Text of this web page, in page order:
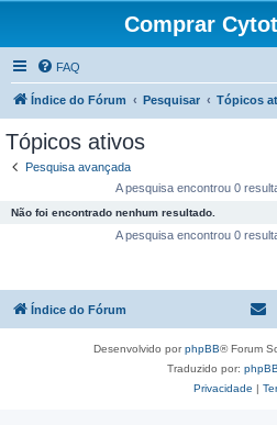
Comprar
FAQ
Índice do Fórum Pesquisar Tópicos
Tópicos ativos
Pesquisa avançada
A pesquisa encontrou 0
Não foi encontrado nenhum resultado.
A pesquisa encontrou 0
Índice do Fórum
Desenvolvido porphpBB® Forum
Traduzido por:
Privacidade |